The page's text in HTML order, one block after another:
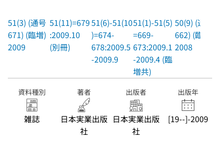
51(3) (通号
671) (臨増)
2009
51(11)=679
:2009.10
(別冊)
51(6)-51(10
)=674-
678:2009.5
-2009.9
51(1)-51(5)
=669-
673:2009.1
-2009.4 (臨
増共)
50(9) (通号
662) (臨増)
2008
資料種別
雑誌
著者
日本実業出版
社
出版者
日本実業出版
社
出版年
[19--]-2009